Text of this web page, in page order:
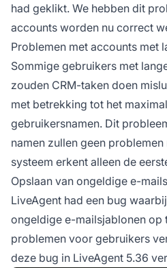
had geklikt. We hebben dit
accounts worden nu correct
Problemen met accounts met
Sommige gebruikers met
zouden CRM-taken doen
met betrekking tot het
gebruikersnamen. Dit
namen zullen geen
systeem erkent alleen de
Opslaan van ongeldige e-
LiveAgent had een bug
ongeldige e-mailsjablonen op
problemen voor gebruikers
deze bug in LiveAgent 5.36